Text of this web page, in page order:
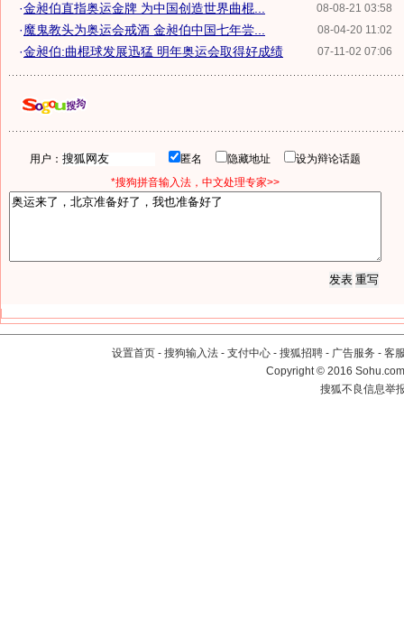
08-08-21 03:58
·金昶伯直指奥运金牌 为中国创造世界曲棍...
08-04-20 11:02
·魔鬼教头为奥运会戒酒 金昶伯中国七年尝...
07-11-02 07:06
·金昶伯:曲棍球发展迅猛 明年奥运会取得好成绩
用户： 匿名 隐藏地址
设为辩论话题
*搜狗拼音输入法，中文处理专家>>
设置首页 - 搜狗输入法 - 支付中心 - 搜狐招聘 - 广告服务 - 客
Copyright©2016
搜狐不良信息举